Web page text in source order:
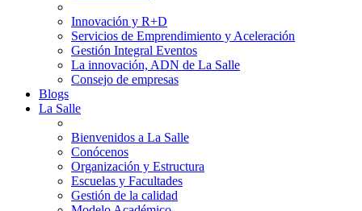
Innovación y R+D
Servicios de Emprendimiento y Aceleración
Gestión Integral Eventos
La innovación, ADN de La Salle
Consejo de empresas
Blogs
La Salle
Bienvenidos a La Salle
Conócenos
Organización y Estructura
Escuelas y Facultades
Gestión de la calidad